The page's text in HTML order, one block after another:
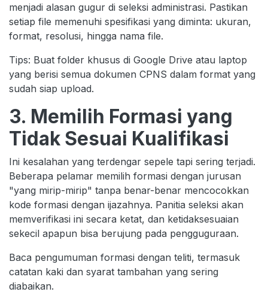
menjadi alasan gugur di seleksi administrasi. Pastikan
setiap file memenuhi spesifikasi yang diminta: ukuran,
format, resolusi, hingga nama file.
Tips: Buat folder khusus di Google Drive atau laptop
yang berisi semua dokumen CPNS dalam format yang
sudah siap upload.
3. Memilih Formasi yang
Tidak Sesuai Kualifikasi
Ini kesalahan yang terdengar sepele tapi sering terjadi.
Beberapa pelamar memilih formasi dengan jurusan
"yang mirip-mirip" tanpa benar-benar mencocokkan
kode formasi dengan ijazahnya. Panitia seleksi akan
memverifikasi ini secara ketat, dan ketidaksesuaian
sekecil apapun bisa berujung pada pengguguraan.
Baca pengumuman formasi dengan teliti, termasuk
catatan kaki dan syarat tambahan yang sering
diabaikan.